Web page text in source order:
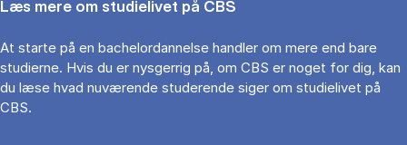
Læs mere om studielivet på CBS
At starte på en bachelordannelse handler om mere end bare
studierne. Hvis du er nysgerrig på, om CBS er noget for dig, kan
du læse hvad nuværende studerende siger om studielivet på
CBS.